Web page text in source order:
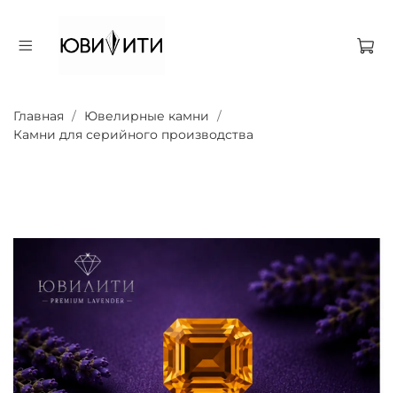
Главная
Ювелирные камни
Камни для серийного производства